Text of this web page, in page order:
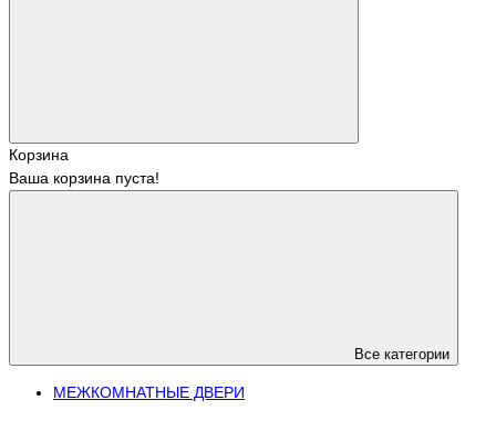
Корзина
Ваша корзина пуста!
Все категории
МЕЖКОМНАТНЫЕ ДВЕРИ